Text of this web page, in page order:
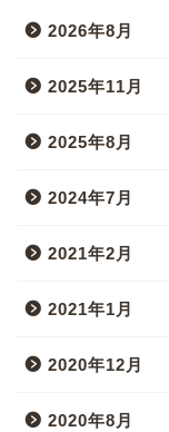
2026年8月
2025年11月
2025年8月
2024年7月
2021年2月
2021年1月
2020年12月
2020年8月